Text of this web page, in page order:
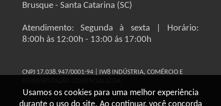
Usamos os cookies para uma melhor experiência
Brusque - Santa Catarina (SC)
Atendimento: Segunda à sexta | Horário:
8:00h às 12:00h - 13:00 ás 17:00h
CNPJ 17.038.947/0001-94 | IW8 INDÚSTRIA, COMÉRCIO E